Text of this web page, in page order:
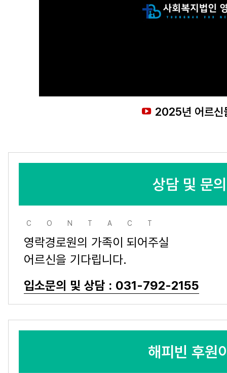
2025년 어르신
상담 및 문
CONTACT
영락경로원의 가족이 되어주실
어르신을 기다립니다.
입소문의 및 상담 : 031-792-2155
해피빈 후원